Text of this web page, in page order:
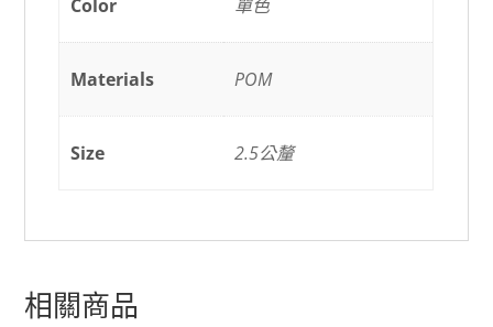
Color 單色
Materials POM
Size 2.5公釐
相關商品